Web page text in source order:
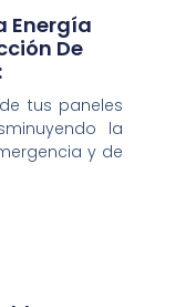
Energía
De
tus paneles
la
y de